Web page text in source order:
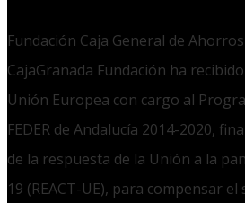
Fundación Caja General de
CajaGranada Fundación ha
Unión Europea con cargo al
FEDER de Andalucía 2014-2020,
de la respuesta de la Unión a la
19 (REACT-UE), para compensar